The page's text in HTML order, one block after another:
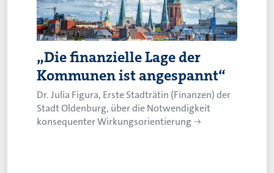
„Die finanzielle Lage der
Kommunen ist angespannt“
Dr. Julia Figura, Erste Stadträtin (Finanzen) der
Stadt Oldenburg, über die Notwendigkeit
konsequenter Wirkungsorientierung